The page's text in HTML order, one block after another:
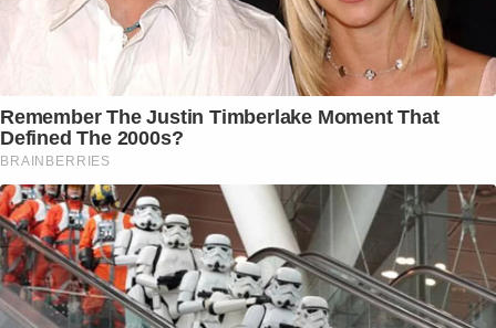
Remember The Justin Timberlake Moment That
Defined The 2000s?
BRAINBERRIES